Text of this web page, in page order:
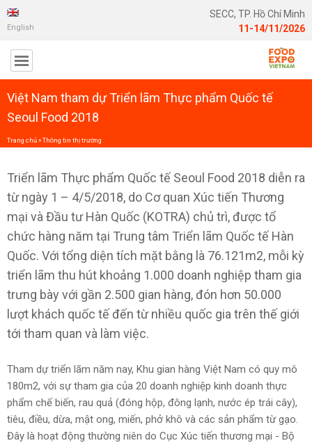
English
SECC, TP. Hồ Chí Minh
11-14/11/2026
Việt Nam tham dự Triển lãm Thực phẩm Quốc tế
Seoul Food 2018
Trang chủ»Thông tin thị trường
Triển lãm Thực phẩm Quốc tế Seoul Food 2018 diễn ra
từ ngày 1 – 4/5/2018, do Cơ quan Xúc tiến Thương
mại và Đầu tư Hàn Quốc (KOTRA) chủ trì, được tổ
chức hàng năm tại Trung tâm Triển lãm Quốc tế Hàn
Quốc. Với tổng diện tích mặt bằng là 76.121m2, mỗi kỳ
triển lãm thu hút khoảng 1.000 doanh nghiệp tham gia
trưng bày với gần 2.500 gian hàng, đón hơn 50.000
lượt khách quốc tế đến từ nhiều quốc gia trên thế giới
tới tham quan và làm việc.
Tham dự triển lãm năm nay, Khu gian hàng Việt Nam có quy mô
180m2, với sự tham gia của 20 doanh nghiệp kinh doanh thực
phẩm chế biến, rau quả (đóng hộp, đông lạnh, nước ép trái cây),
tiêu, điều, dừa, mật ong, miến, phở khô và các sản phẩm từ gạo.
Đây là hoạt động thường niên do Cục Xúc tiến thương mại - Bộ